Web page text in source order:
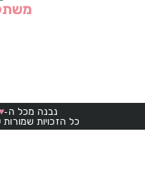
נבנה מכל ה-
כל הזכויות שמורות ©